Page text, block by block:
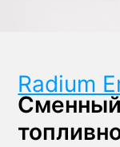
Radium